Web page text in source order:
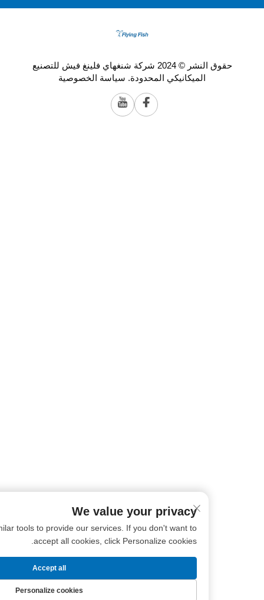
حقوق النشر © 2024 شركة شنغهاي فلينغ فيش للتصنيع
الميكانيكي المحدودة.سياسة الخصوصية
We value your privacy
and similar tools to provide our services. If you don't want to
accept all cookies, click Personalize cookies.
Personalize cookies